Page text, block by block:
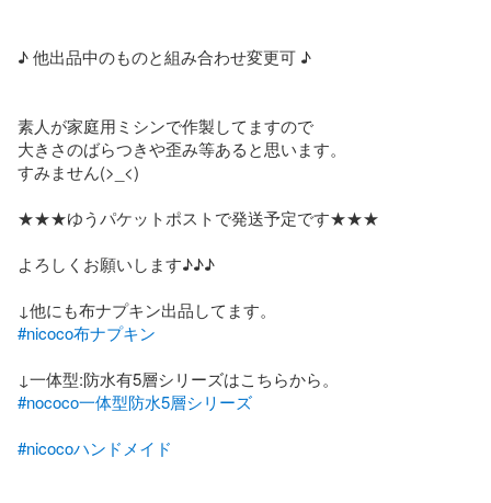
♪ 他出品中のものと組み合わせ変更可 ♪
素人が家庭用ミシンで作製してますので
大きさのばらつきや歪み等あると思います。
すみません(>_<)
★★★ゆうパケットポストで発送予定です★★★
よろしくお願いします♪♪♪
#nicoco布ナプキン
#nococo一体型防水5層シリーズ
#nicocoハンドメイド